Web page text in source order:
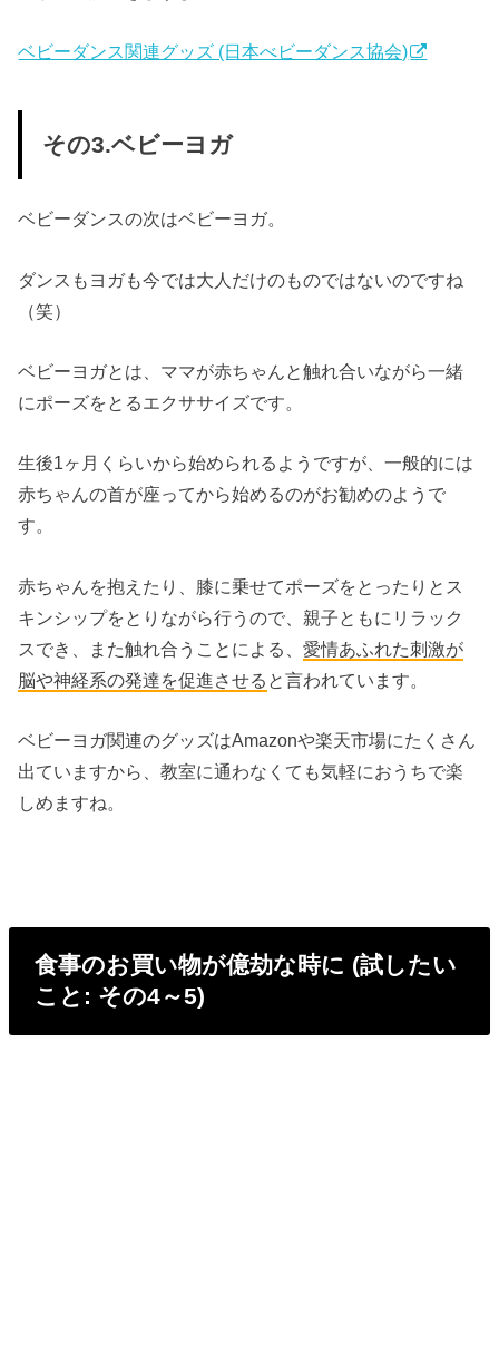
ベビーダンス関連グッズ (日本べビーダンス協会)
その3.ベビーヨガ
ベビーダンスの次はベビーヨガ。
ダンスもヨガも今では大人だけのものではないのですね
（笑）
ベビーヨガとは、ママが赤ちゃんと触れ合いながら一緒
にポーズをとるエクササイズです。
生後1ヶ月くらいから始められるようですが、一般的には
赤ちゃんの首が座ってから始めるのがお勧めのようで
す。
赤ちゃんを抱えたり、膝に乗せてポーズをとったりとス
キンシップをとりながら行うので、親子ともにリラック
スでき、また触れ合うことによる、愛情あふれた刺激が
脳や神経系の発達を促進させる と言われています。
ベビーヨガ関連のグッズはAmazonや楽天市場にたくさん
出ていますから、教室に通わなくても気軽におうちで楽
しめますね。
食事のお買い物が億劫な時に (試したい
こと: その4～5)